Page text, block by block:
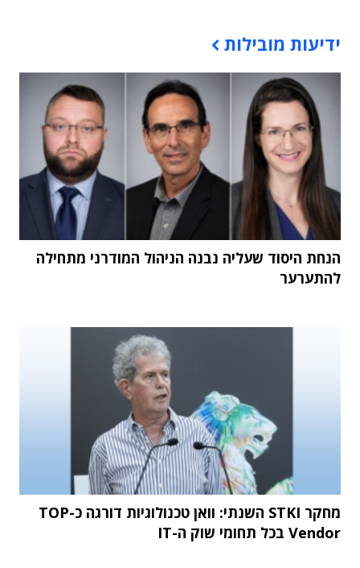
ידיעות מובילות
הנחת היסוד שעליה נבנה הניהול המודרני מתחילה
להתערער
מחקר STKI השנתי: וואן טכנולוגיות דורגה כ-TOP
Vendor בכל תחומי שוק ה-IT